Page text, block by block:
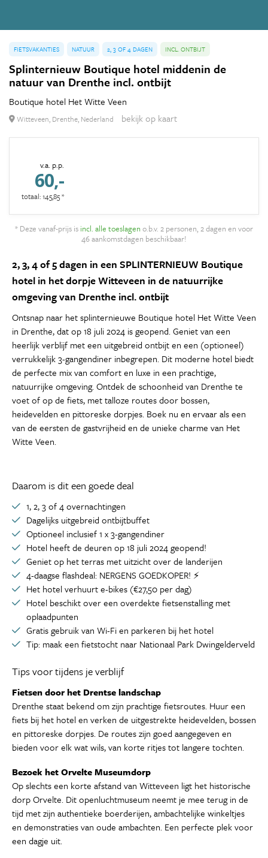
FIETSVAKANTIES NATUUR 2, 3 OF 4 DAGEN INCL. ONTBIJT
Splinternieuw Boutique hotel middenin de
natuur van Drenthe incl. ontbijt
Boutique hotel Het Witte Veen
Witteveen, Drenthe, Nederland bekijk op kaart
v.a. p.p.
60,-
totaal: 145,85 *
* Deze vanaf-prijs is incl. alle toeslagen o.b.v. 2 personen, 2 dagen en voor
46 aankomstdagen beschikbaar!
2, 3, 4 of 5 dagen in een SPLINTERNIEUW Boutique
hotel in het dorpje Witteveen in de natuurrijke
omgeving van Drenthe incl. ontbijt
Ontsnap naar het splinternieuwe Boutique hotel Het Witte Veen
in Drenthe, dat op 18 juli 2024 is geopend. Geniet van een
heerlijk verblijf met een uitgebreid ontbijt en een (optioneel)
verrukkelijk 3-gangendiner inbegrepen. Dit moderne hotel biedt
de perfecte mix van comfort en luxe in een prachtige,
natuurrijke omgeving. Ontdek de schoonheid van Drenthe te
voet of op de fiets, met talloze routes door bossen,
heidevelden en pittoreske dorpjes. Boek nu en ervaar als een
van de eersten de gastvrijheid en de unieke charme van Het
Witte Veen.
Daarom is dit een goede deal
1, 2, 3 of 4 overnachtingen
Dagelijks uitgebreid ontbijtbuffet
Optioneel inclusief 1 x 3-gangendiner
Hotel heeft de deuren op 18 juli 2024 geopend!
Geniet op het terras met uitzicht over de landerijen
4-daagse flashdeal: NERGENS GOEDKOPER! ⚡
Het hotel verhuurt e-bikes (€27,50 per dag)
Hotel beschikt over een overdekte fietsenstalling met
oplaadpunten
Gratis gebruik van Wi-Fi en parkeren bij het hotel
Tip: maak een fietstocht naar Nationaal Park Dwingelderveld
Tips voor tijdens je verblijf
Fietsen door het Drentse landschap
Drenthe staat bekend om zijn prachtige fietsroutes. Huur een
fiets bij het hotel en verken de uitgestrekte heidevelden, bossen
en pittoreske dorpjes. De routes zijn goed aangegeven en
bieden voor elk wat wils, van korte ritjes tot langere tochten.
Bezoek het Orvelte Museumdorp
Op slechts een korte afstand van Witteveen ligt het historische
dorp Orvelte. Dit openluchtmuseum neemt je mee terug in de
tijd met zijn authentieke boerderijen, ambachtelijke winkeltjes
en demonstraties van oude ambachten. Een perfecte plek voor
een dagje uit.